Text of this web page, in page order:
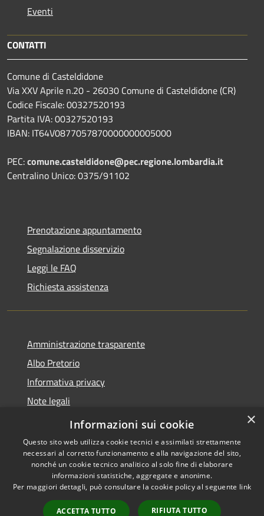
Eventi
CONTATTI
Comune di Casteldidone
Via XXV Aprile n.20 - 26030 Comune di Casteldidone (CR)
Codice Fiscale: 00327520193
Partita IVA: 00327520193
IBAN: IT64V0877057870000000005000
PEC:comune.casteldidone@pec.regione.lombardia.it
Centralino Unico: 0375/91102
Prenotazione appuntamento
Segnalazione disservizio
Leggi le FAQ
Richiesta assistenza
Amministrazione trasparente
Albo Pretorio
Informativa privacy
Note legali
Dichiarazione di accessibilità
Accessibilità
Copyright © 2026 • Comune di
Casteldidone • Powered by
Municipium•
Accesso
×
Informazioni sui cookie
Questo sito web utilizza cookie tecnici e assimilati strettamente
necessari al corretto funzionamento e alla navigazione del sito,
nonché un cookie tecnico analitico al solo fine di elaborare
informazioni statistiche, aggregate e anonime.
Per maggiori dettagli, può consultare la cookie policy al seguente link
ACCETTA TUTTO RIFIUTA TUTTO